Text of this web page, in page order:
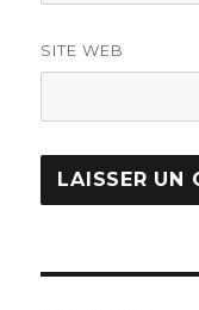
SITE WEB